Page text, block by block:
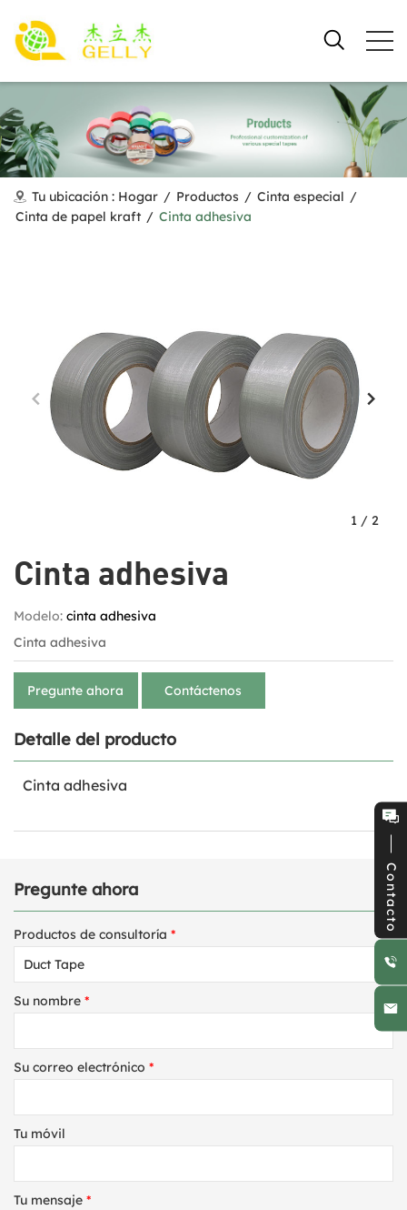
Tu ubicación : Hogar / Productos / Cinta especial /
Cinta de papel kraft / Cinta adhesiva
Cinta adhesiva
Modelo: cinta adhesiva
Cinta adhesiva
Pregunte ahora Contáctenos
1 / 2
Detalle del producto
Cinta adhesiva
Pregunte ahora
Productos de consultoría *
Su nombre *
Su correo electrónico *
Tu móvil
Tu mensaje *
Contacto